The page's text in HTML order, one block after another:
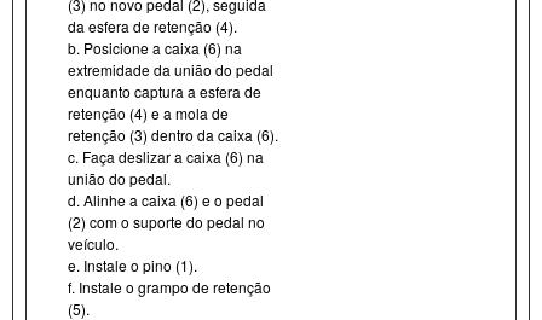
da esfera de retenção (4).
b. Posicione a caixa (6) na
extremidade da união do pedal
enquanto captura a esfera de
retenção (4) e a mola de
retenção (3) dentro da caixa (6).
c. Faça deslizar a caixa (6) na
união do pedal.
d. Alinhe a caixa (6) e o pedal
(2) com o suporte do pedal no
veículo.
e. Instale o pino (1).
f. Instale o grampo de retenção
(5).